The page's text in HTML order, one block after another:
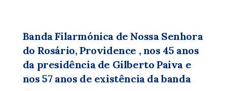
Banda Filarmónica de Nossa Senhora
do Rosário, Providence , nos 45 anos
da presidência de Gilberto Paiva e
nos 57 anos de existência da banda